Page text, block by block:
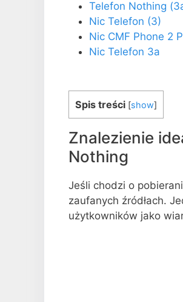
Telefon Nothing
Nic Telefon (3)
Nic CMF Phone 2
Nic Telefon 3a
Spis treści [show]
Znalezienie
Nothing
Jeśli chodzi o
zaufanych źródłach.
użytkowników jako